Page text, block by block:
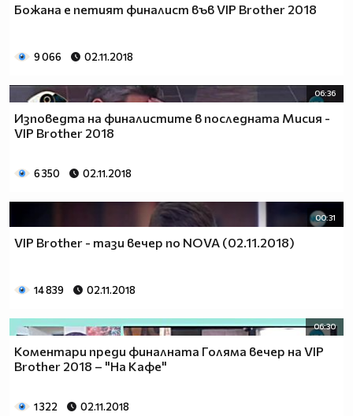
Божана e петият финалист във VIP Brother 2018
9 066 02.11.2018
06:36
Изповедта на финалистите в последната Мисия -
VIP Brother 2018
6 350 02.11.2018
00:31
VIP Brother - тази вечер по NOVA (02.11.2018)
14 839 02.11.2018
06:30
Коментари преди финалната Голяма вечер на VIP
Brother 2018 – "На Кафе"
1 322 02.11.2018